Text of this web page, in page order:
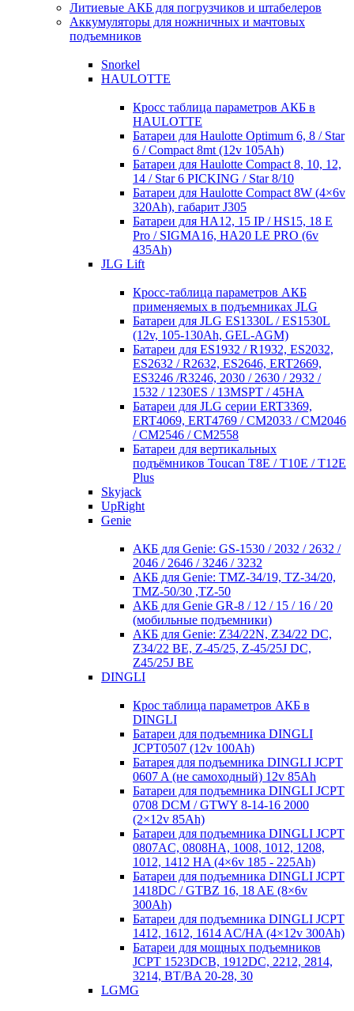
Литиевые АКБ для погрузчиков и штабелеров
Аккумуляторы для ножничных и мачтовых
подъемников
Snorkel
HAULOTTE
Кросc таблица параметров АКБ в
HAULOTTE
Батареи для Haulotte Optimum 6, 8 / Star
6 / Compact 8mt (12v 105Ah)
Батареи для Haulotte Compact 8, 10, 12,
14 / Star 6 PICKING / Star 8/10
Батареи для Haulotte Compact 8W (4×6v
320Ah), габарит J305
Батареи для HA12, 15 IP / HS15, 18 E
Pro / SIGMA16, HA20 LE PRO (6v
435Ah)
JLG Lift
Кросc-таблица параметров АКБ
применяемых в подъемниках JLG
Батареи для JLG ES1330L / ES1530L
(12v, 105-130Ah, GEL-AGM)
Батареи для ES1932 / R1932, ES2032,
ES2632 / R2632, ES2646, ERT2669,
ES3246 /R3246, 2030 / 2630 / 2932 /
1532 / 1230ES / 13MSPT / 45HA
Батареи для JLG серии ERT3369,
ERT4069, ERT4769 / CM2033 / CM2046
/ CM2546 / CM2558
Батареи для вертикальных
подъёмников Toucan T8E / T10E / T12E
Plus
Skyjack
UpRight
Genie
АКБ для Genie: GS-1530 / 2032 / 2632 /
2046 / 2646 / 3246 / 3232
АКБ для Genie: TMZ-34/19, TZ-34/20,
TMZ-50/30 ,TZ-50
АКБ для Genie GR-8 / 12 / 15 / 16 / 20
(мобильные подъемники)
АКБ для Genie: Z34/22N, Z34/22 DC,
Z34/22 BE, Z-45/25, Z-45/25J DC,
Z45/25J BE
DINGLI
Крос таблица параметров АКБ в
DINGLI
Батареи для подъемника DINGLI
JCPT0507 (12v 100Ah)
Батарея для подъемника DINGLI JCPT
0607 A (не самоходный) 12v 85Ah
Батареи для подъемника DINGLI JCPT
0708 DCM / GTWY 8-14-16 2000
(2×12v 85Ah)
Батареи для подъемника DINGLI JCPT
0807AC, 0808HA, 1008, 1012, 1208,
1012, 1412 HA (4×6v 185 - 225Ah)
Батареи для подъемника DINGLI JCPT
1418DC / GTBZ 16, 18 AE (8×6v
300Ah)
Батареи для подъемника DINGLI JCPT
1412, 1612, 1614 AC/HA (4×12v 300Ah)
Батареи для мощных подъемников
JCPT 1523DCB, 1912DC, 2212, 2814,
3214, BT/BA 20-28, 30
LGMG